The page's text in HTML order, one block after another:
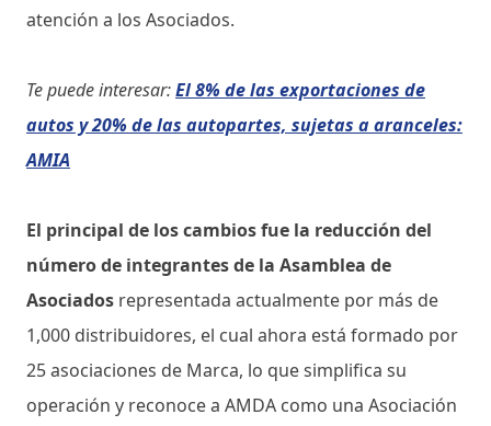
atención a los Asociados.
Te puede interesar:El 8% de las exportaciones de
autos y 20% de las autopartes, sujetas a aranceles:
AMIA
El principal de los cambios fue la reducción del
número de integrantes de la Asamblea de
Asociados representada actualmente por más de
1,000 distribuidores, el cual ahora está formado por
25 asociaciones de Marca, lo que simplifica su
operación y reconoce a AMDA como una Asociación